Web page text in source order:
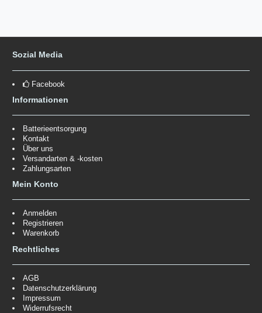
Sozial Media
Facebook
Informationen
Batterieentsorgung
Kontakt
Über uns
Versandarten & -kosten
Zahlungsarten
Mein Konto
Anmelden
Registrieren
Warenkorb
Rechtliches
AGB
Datenschutzerklärung
Impressum
Widerrufsrecht